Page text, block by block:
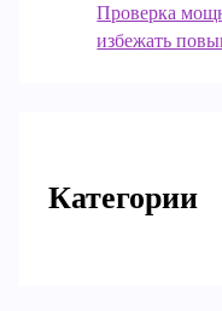
Проверка
избежать
Категории